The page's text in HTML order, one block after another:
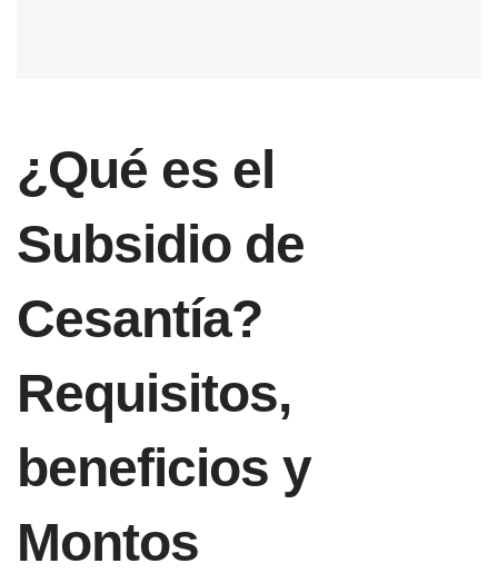
¿Qué es el
Subsidio de
Cesantía?
Requisitos,
beneficios y
Montos